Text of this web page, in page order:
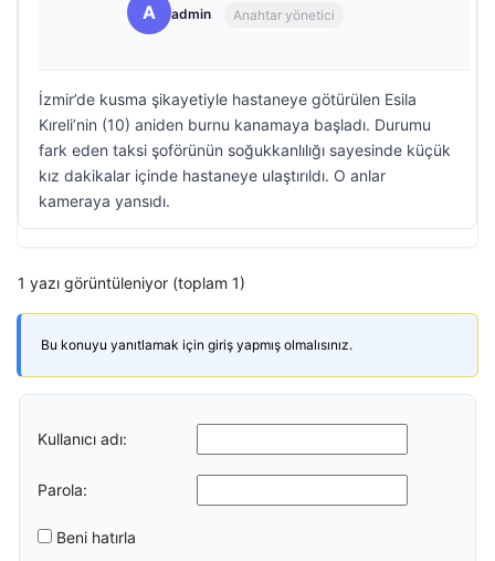
A admin Anahtar yönetici
İzmir’de kusma şikayetiyle hastaneye götürülen Esila
Kıreli’nin (10) aniden burnu kanamaya başladı. Durumu
fark eden taksi şoförünün soğukkanlılığı sayesinde küçük
kız dakikalar içinde hastaneye ulaştırıldı. O anlar
kameraya yansıdı.
1 yazı görüntüleniyor (toplam 1)
Bu konuyu yanıtlamak için giriş yapmış olmalısınız.
Kullanıcı adı:
Parola:
Beni hatırla